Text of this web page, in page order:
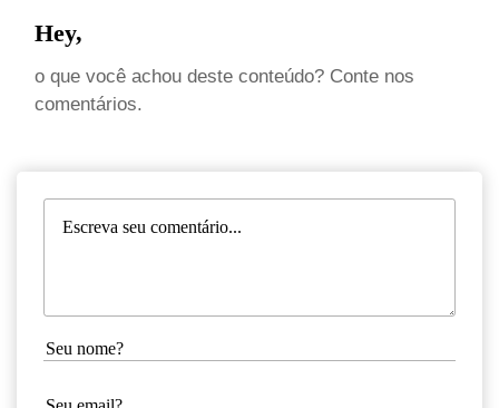
Hey,
o que você achou deste conteúdo? Conte nos
comentários.